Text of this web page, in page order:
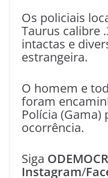
Os policiais
Taurus calibre
intactas e
estrangeira.
O homem e
foram
Polícia
ocorrência.
Siga
Instagram/